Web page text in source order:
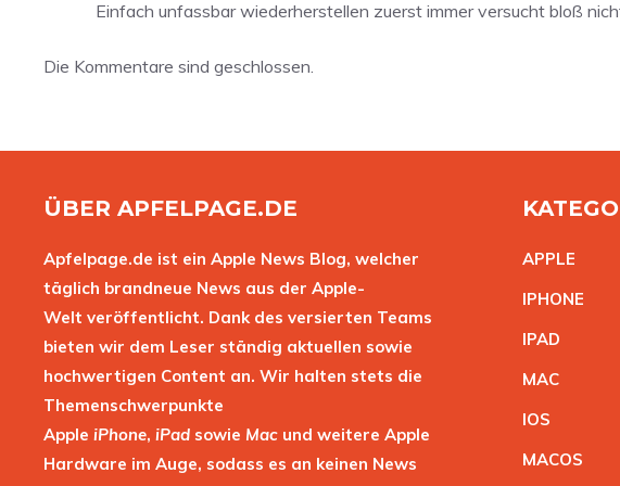
Einfach unfassbar wiederherstellen zuerst immer versucht bloß
Die Kommentare sind geschlossen.
ÜBER APFELPAGE.DE
Apfelpage.de ist ein Apple News Blog, welcher
täglich brandneue News aus der Apple-
Welt veröffentlicht. Dank des versierten Teams
bieten wir dem Leser ständig aktuellen sowie
hochwertigen Content an. Wir halten stets die
Themenschwerpunkte
Apple iPhone, iPad sowie Mac und weitere Apple
Hardware im Auge, sodass es an keinen News
APPLE
IPHONE
IPAD
MAC
IOS
MACOS